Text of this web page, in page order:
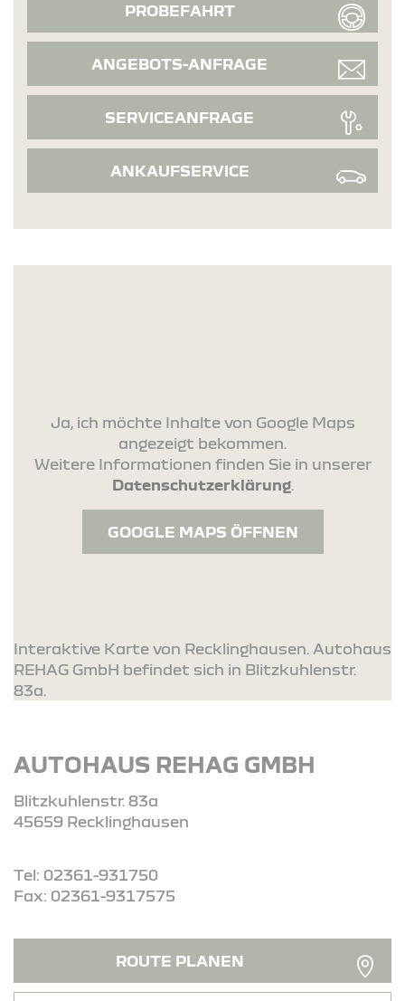
PROBEFAHRT
ANGEBOTS-ANFRAGE
SERVICEANFRAGE
ANKAUFSERVICE
Ja, ich möchte Inhalte von Google Maps
angezeigt bekommen.
Weitere Informationen finden Sie in unserer
Datenschutzerklärung.
GOOGLE MAPS ÖFFNEN
Interaktive Karte von Recklinghausen. Autohaus
REHAG GmbH befindet sich in Blitzkuhlenstr.
83a.
AUTOHAUS REHAG GMBH
Blitzkuhlenstr. 83a
45659 Recklinghausen
Tel: 02361-931750
Fax: 02361-9317575
ROUTE PLANEN